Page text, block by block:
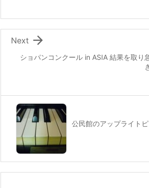
ショパンコンクール in ASIA 結果を取り

Next
公民館のアップライトピ